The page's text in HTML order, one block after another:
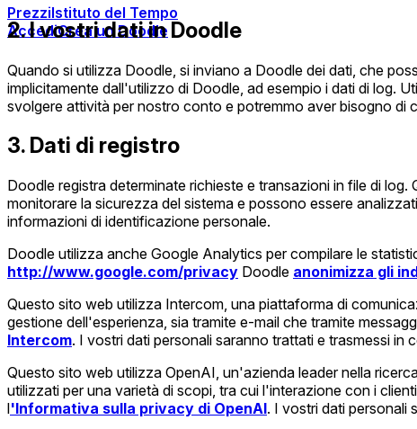
PrezziIstituto del Tempo
AccediCrea un Doodle
2. I vostri dati in Doodle
Quando si utilizza Doodle, si inviano a Doodle dei dati, che
implicitamente dall'utilizzo di Doodle, ad esempio i dati di log.
svolgere attività per nostro conto e potremmo aver bisogno di
3. Dati di registro
Doodle registra determinate richieste e transazioni in file di
monitorare la sicurezza del sistema e possono essere
informazioni di identificazione personale.
Doodle utilizza anche Google Analytics per compilare le
http://www.google.com/privacy Doodle anonimizza gli
Questo sito web utilizza Intercom, una piattaforma di
gestione dell'esperienza, sia tramite e-mail che tramite
Intercom. I vostri dati personali saranno trattati e trasmessi
Questo sito web utilizza OpenAI, un'azienda leader nella
utilizzati per una varietà di scopi, tra cui l'interazione con i
l'Informativa sulla privacy di OpenAI. I vostri dati personali